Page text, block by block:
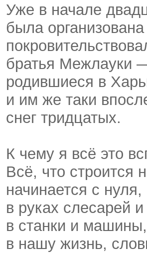
Уже в начале
была
братья Межлауки
родившиеся в
и им же таки
снег тридцатых.
К чему я всё это
Всё, что строится
начинается с нуля,
в руках слесарей
в станки и
в нашу жизнь,